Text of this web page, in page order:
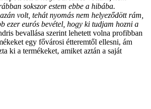
sokszor estem ebbe a hibába.
volt, tehát nyomás nem helyeződött rám,
ezer eurós bevétel, hogy ki tudjam hozni a
bevallása szerint lehetett volna profibban
egy fővárosi étteremtől ellesni, ám
ki a termékeket, amiket aztán a saját